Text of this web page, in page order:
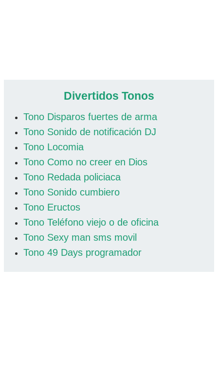
Divertidos Tonos
Tono Disparos fuertes de arma
Tono Sonido de notificación DJ
Tono Locomia
Tono Como no creer en Dios
Tono Redada policiaca
Tono Sonido cumbiero
Tono Eructos
Tono Teléfono viejo o de oficina
Tono Sexy man sms movil
Tono 49 Days programador